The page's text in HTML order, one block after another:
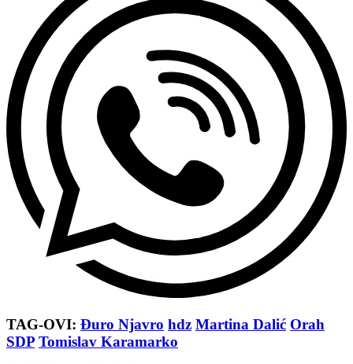
TAG-OVI: Đuro Njavro hdz Martina Dalić Orah
SDP Tomislav Karamarko